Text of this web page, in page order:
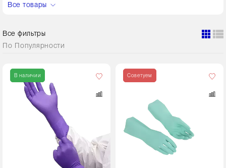
Все товары
Все фильтры
По Популярности
В наличии Советуем
Кол-
во
в
упаковке
10 пар